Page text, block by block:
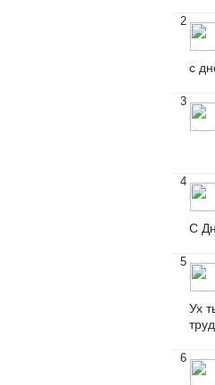
2
с
3
4
С
5
Ух
6